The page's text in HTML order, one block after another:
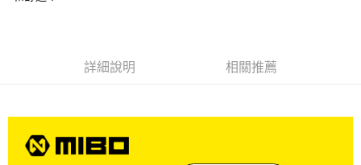
每筆NT$60，滿NT$699(含以上)免運費
宅配
詳細說明 相關推薦